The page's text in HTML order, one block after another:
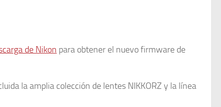
de Nikon para obtener el nuevo firmware de
la amplia colección de lentes NIKKORZ y la línea